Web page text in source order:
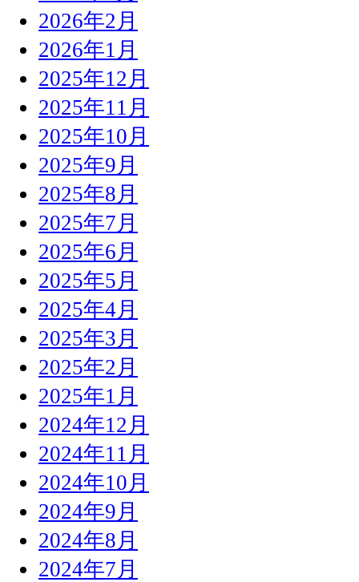
2026年2月
2026年1月
2025年12月
2025年11月
2025年10月
2025年9月
2025年8月
2025年7月
2025年6月
2025年5月
2025年4月
2025年3月
2025年2月
2025年1月
2024年12月
2024年11月
2024年10月
2024年9月
2024年8月
2024年7月